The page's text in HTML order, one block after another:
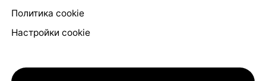
Политика cookie
Настройки cookie